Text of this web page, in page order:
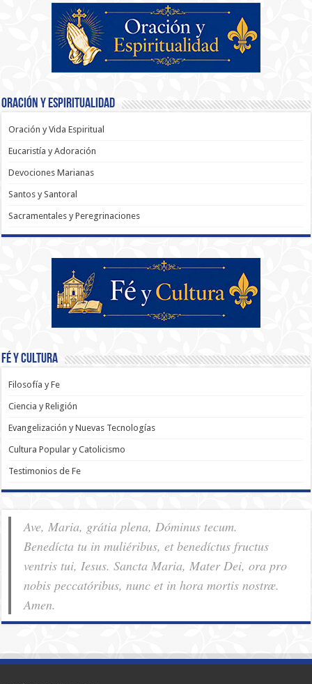
Oración y Espiritualidad
Oración y Vida Espiritual
Eucaristía y Adoración
Devociones Marianas
Santos y Santoral
Sacramentales y Peregrinaciones
Fé y Cultura
Filosofía y Fe
Ciencia y Religión
Evangelización y Nuevas Tecnologías
Cultura Popular y Catolicismo
Testimonios de Fe
Ave, Maria, grátia plena, Dóminus tecum.
Benedícta tu in muliéribus, et benedíctus fructus
ventris tui, Iesus. Sancta Maria, Mater Dei, ora pro
nobis pec­ca­tóribus, nunc et in hora mortis nostræ.
Amen.